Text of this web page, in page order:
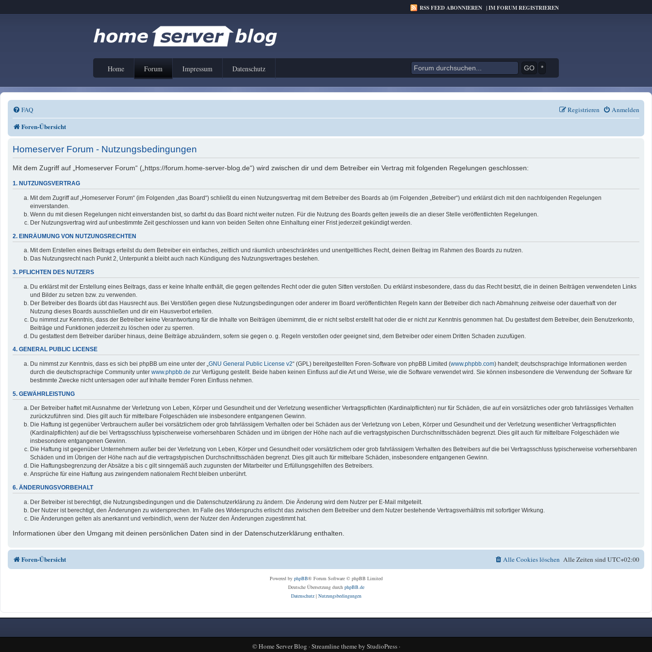
RSS FEED ABONNIEREN |IM FORUM REGISTRIEREN
Home Forum Impressum Datenschutz *
FAQ Anmelden
Registrieren
Foren-Übersicht
Homeserver Forum - Nutzungsbedingungen
Mit dem Zugriff auf „Homeserver Forum“ („https://forum.home-server-blog.de“) wird zwischen dir und dem Betreiber ein Vertrag mit folgenden Regelungen geschlossen:
1. NUTZUNGSVERTRAG
Mit dem Zugriff auf „Homeserver Forum“ (im Folgenden „das Board“) schließt du einen Nutzungsvertrag mit dem Betreiber des Boards ab (im Folgenden „Betreiber“) und erklärst dich mit den nachfolgenden Regelungen
einverstanden.
Wenn du mit diesen Regelungen nicht einverstanden bist, so darfst du das Board nicht weiter nutzen. Für die Nutzung des Boards gelten jeweils die an dieser Stelle veröffentlichten Regelungen.
Der Nutzungsvertrag wird auf unbestimmte Zeit geschlossen und kann von beiden Seiten ohne Einhaltung einer Frist jederzeit gekündigt werden.
2. EINRÄUMUNG VON NUTZUNGSRECHTEN
Mit dem Erstellen eines Beitrags erteilst du dem Betreiber ein einfaches, zeitlich und räumlich unbeschränktes und unentgeltliches Recht, deinen Beitrag im Rahmen des Boards zu nutzen.
Das Nutzungsrecht nach Punkt 2, Unterpunkt a bleibt auch nach Kündigung des Nutzungsvertrages bestehen.
3. PFLICHTEN DES NUTZERS
Du erklärst mit der Erstellung eines Beitrags, dass er keine Inhalte enthält, die gegen geltendes Recht oder die guten Sitten verstoßen. Du erklärst insbesondere, dass du das Recht besitzt, die in deinen Beiträgen verwendeten Links
und Bilder zu setzen bzw. zu verwenden.
Der Betreiber des Boards übt das Hausrecht aus. Bei Verstößen gegen diese Nutzungsbedingungen oder anderer im Board veröffentlichten Regeln kann der Betreiber dich nach Abmahnung zeitweise oder dauerhaft von der
Nutzung dieses Boards ausschließen und dir ein Hausverbot erteilen.
Du nimmst zur Kenntnis, dass der Betreiber keine Verantwortung für die Inhalte von Beiträgen übernimmt, die er nicht selbst erstellt hat oder die er nicht zur Kenntnis genommen hat. Du gestattest dem Betreiber, dein Benutzerkonto,
Beiträge und Funktionen jederzeit zu löschen oder zu sperren.
Du gestattest dem Betreiber darüber hinaus, deine Beiträge abzuändern, sofern sie gegen o. g. Regeln verstoßen oder geeignet sind, dem Betreiber oder einem Dritten Schaden zuzufügen.
4. GENERAL PUBLIC LICENSE
Du nimmst zur Kenntnis, dass es sich bei phpBB um eine unter der „GNU General Public License v2“ (GPL) bereitgestellten Foren-Software von phpBB Limited (www.phpbb.com) handelt; deutschsprachige Informationen werden
durch die deutschsprachige Community unter www.phpbb.de zur Verfügung gestellt. Beide haben keinen Einfluss auf die Art und Weise, wie die Software verwendet wird. Sie können insbesondere die Verwendung der Software für
bestimmte Zwecke nicht untersagen oder auf Inhalte fremder Foren Einfluss nehmen.
5. GEWÄHRLEISTUNG
Der Betreiber haftet mit Ausnahme der Verletzung von Leben, Körper und Gesundheit und der Verletzung wesentlicher Vertragspflichten (Kardinalpflichten) nur für Schäden, die auf ein vorsätzliches oder grob fahrlässiges Verhalten
zurückzuführen sind. Dies gilt auch für mittelbare Folgeschäden wie insbesondere entgangenen Gewinn.
Die Haftung ist gegenüber Verbrauchern außer bei vorsätzlichem oder grob fahrlässigem Verhalten oder bei Schäden aus der Verletzung von Leben, Körper und Gesundheit und der Verletzung wesentlicher Vertragspflichten
(Kardinalpflichten) auf die bei Vertragsschluss typischerweise vorhersehbaren Schäden und im übrigen der Höhe nach auf die vertragstypischen Durchschnittsschäden begrenzt. Dies gilt auch für mittelbare Folgeschäden wie
insbesondere entgangenen Gewinn.
Die Haftung ist gegenüber Unternehmern außer bei der Verletzung von Leben, Körper und Gesundheit oder vorsätzlichem oder grob fahrlässigem Verhalten des Betreibers auf die bei Vertragsschluss typischerweise vorhersehbaren
Schäden und im Übrigen der Höhe nach auf die vertragstypischen Durchschnittsschäden begrenzt. Dies gilt auch für mittelbare Schäden, insbesondere entgangenen Gewinn.
Die Haftungsbegrenzung der Absätze a bis c gilt sinngemäß auch zugunsten der Mitarbeiter und Erfüllungsgehilfen des Betreibers.
Ansprüche für eine Haftung aus zwingendem nationalem Recht bleiben unberührt.
6. ÄNDERUNGSVORBEHALT
Der Betreiber ist berechtigt, die Nutzungsbedingungen und die Datenschutzerklärung zu ändern. Die Änderung wird dem Nutzer per E-Mail mitgeteilt.
Der Nutzer ist berechtigt, den Änderungen zu widersprechen. Im Falle des Widerspruchs erlischt das zwischen dem Betreiber und dem Nutzer bestehende Vertragsverhältnis mit sofortiger Wirkung.
Die Änderungen gelten als anerkannt und verbindlich, wenn der Nutzer den Änderungen zugestimmt hat.
Informationen über den Umgang mit deinen persönlichen Daten sind in der Datenschutzerklärung enthalten.
Foren-Übersicht Alle Zeiten sindUTC+02:00
Alle Cookies löschen
Powered by phpBB® Forum Software © phpBB Limited
Deutsche Übersetzung durch phpBB.de
Datenschutz| Nutzungsbedingungen
©Home Server Blog ·Streamline themeby StudioPress·